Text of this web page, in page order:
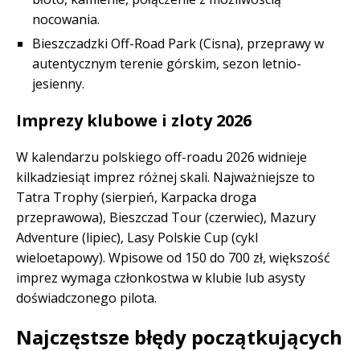
nocowania.
Bieszczadzki Off-Road Park (Cisna), przeprawy w
autentycznym terenie górskim, sezon letnio-
jesienny.
Imprezy klubowe i zloty 2026
W kalendarzu polskiego off-roadu 2026 widnieje
kilkadziesiąt imprez różnej skali. Najważniejsze to
Tatra Trophy (sierpień, Karpacka droga
przeprawowa), Bieszczad Tour (czerwiec), Mazury
Adventure (lipiec), Lasy Polskie Cup (cykl
wieloetapowy). Wpisowe od 150 do 700 zł, większość
imprez wymaga członkostwa w klubie lub asysty
doświadczonego pilota.
Najczęstsze błędy początkujących